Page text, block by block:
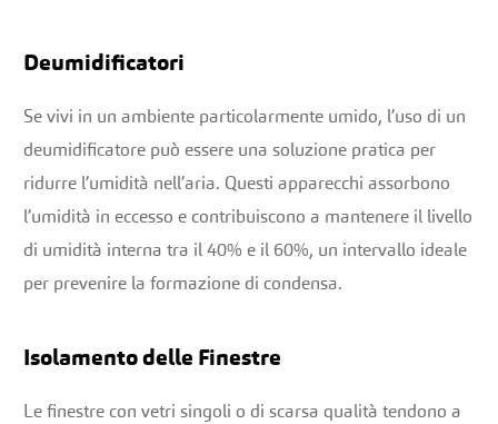
Deumidificatori
Se vivi in un ambiente particolarmente umido, l’uso di un
deumidificatore può essere una soluzione pratica per
ridurre l’umidità nell’aria. Questi apparecchi assorbono
l’umidità in eccesso e contribuiscono a mantenere il livello
di umidità interna tra il 40% e il 60%, un intervallo ideale
per prevenire la formazione di condensa.
Isolamento delle Finestre
Le finestre con vetri singoli o di scarsa qualità tendono a